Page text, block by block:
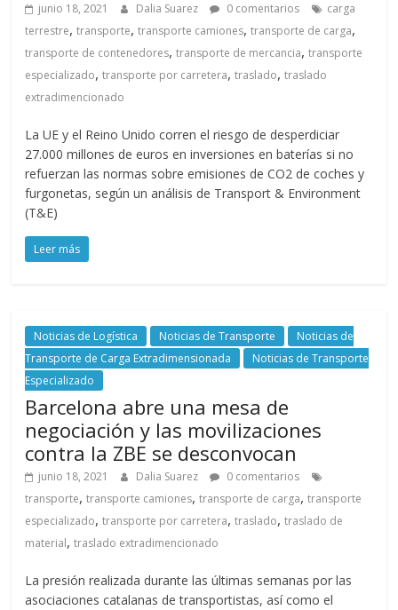
junio 18, 2021 Dalia Suarez 0 comentarios
carga
terrestre,transporte,transporte camiones,transporte de carga,
transporte de contenedores,transporte de mercancia,transporte
especializado,transporte por carretera,traslado,traslado
extradimencionado
La UE y el Reino Unido corren el riesgo de desperdiciar
27.000 millones de euros en inversiones en baterías si no
refuerzan las normas sobre emisiones de CO2 de coches y
furgonetas, según un análisis de Transport & Environment
(T&E)
Leer más
Noticias de Logística Noticias de Transporte
Noticias de
Transporte de Carga Extradimensionada
Noticias de Transporte
Especializado
Barcelona abre una mesa de
negociación y las movilizaciones
contra la ZBE se desconvocan
junio 18, 2021 Dalia Suarez
0 comentarios
transporte,transporte camiones,transporte de carga,transporte
especializado,transporte por carretera,traslado,traslado de
material,traslado extradimencionado
La presión realizada durante las últimas semanas por las
asociaciones catalanas de transportistas, así como el